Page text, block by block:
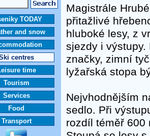
TODAY
and snow
centres
time
Tourism
Services
Food
Transport
Magistrále
přitažlivé
hluboké lesy, z
sjezdy i
značky, zimní
lyžařská stopa
Nejvhodnějším
sedlo. Při
rozdíl téměř 600